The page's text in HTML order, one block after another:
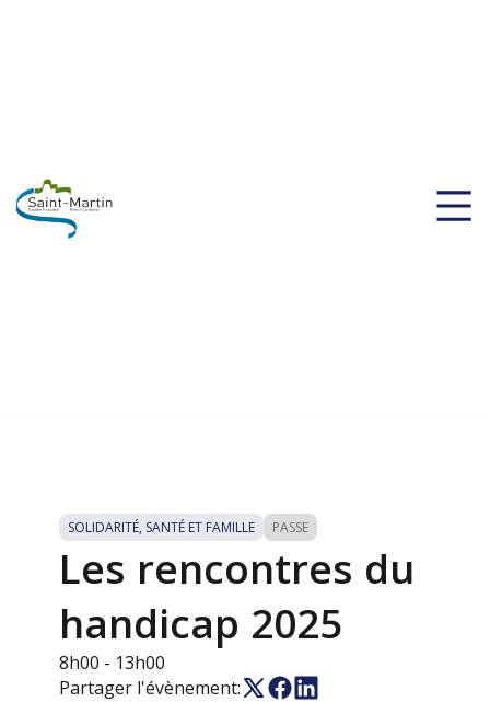
SOLIDARITÉ, SANTÉ ET FAMILLE PASSE
Les rencontres du
handicap 2025
8h00 - 13h00
Partager l'évènement: